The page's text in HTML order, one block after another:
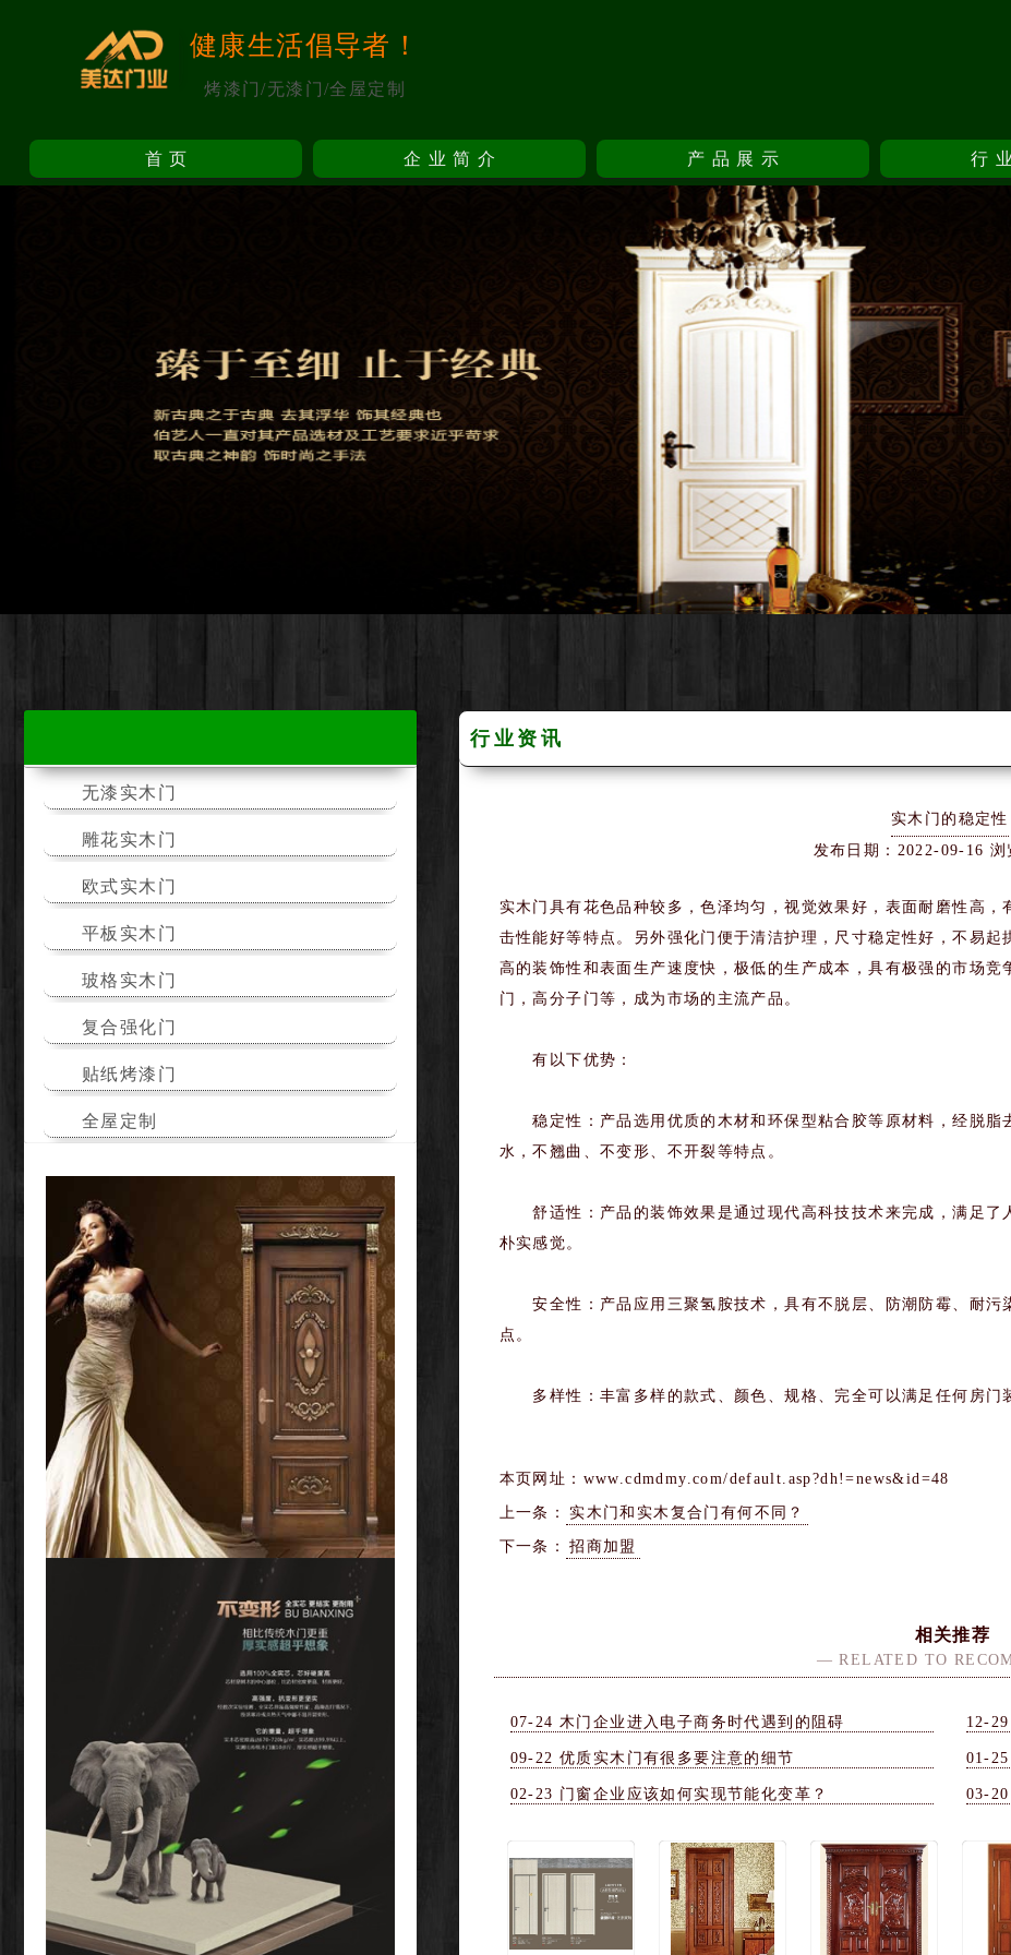
健康生活倡导者！
烤漆门/无漆门/全屋定制
首页 企业简介 产品展示 行
无漆实木门
雕花实木门
欧式实木门
平板实木门
玻格实木门
复合强化门
贴纸烤漆门
全屋定制
自贡自贡实木门厂家
遂宁遂宁实木门厂家
成都成都实木门厂家
雅安雅安室内套装门定制
万源万源实木门厂家
广安广安室内套装门定制
简阳简阳实木门厂家
泸州泸州室内套装门定制
都江堰都江堰实木门厂家
达州达州室内套装门定制
乐山乐山室内套装门定制
达州达州实木门厂家
南充南充实木门厂家
绵竹绵竹实木门厂家
彭州彭州实木门厂家
绵阳绵阳室内套装门定制
泸州泸州实木门厂家
马尔康马尔康实木门厂家
行业资讯
实木门的稳定性
发布日期：2022-09-16 浏
实木门具有花色品种较多，色泽均匀，视觉效果好，表面耐磨性高
击性能好等特点。另外强化门便于清洁护理，尺寸稳定性好，不易
高的装饰性和表面生产速度快，极低的生产成本，具有极强的市场
门，高分子门等，成为市场的主流产品。
有以下优势：
稳定性：产品选用优质的木材和环保型粘合胶等原材料，经脱脂
水，不翘曲、不变形、不开裂等特点。
舒适性：产品的装饰效果是通过现代高科技技术来完成，满足了
朴实感觉。
安全性：产品应用三聚氢胺技术，具有不脱层、防潮防霉、耐污
点。
多样性：丰富多样的款式、颜色、规格、完全可以满足任何房门
本页网址： www.cdmdmy.com/default.asp?dh!=news&id=48
上一条： 实木门和实木复合门有何不同？
下一条： 招商加盟
相关推荐
— RELATED TO
07-24 木门企业进入电子商务时代遇到的阻碍 12-29
09-22 优质实木门有很多要注意的细节 01-25
02-23 门窗企业应该如何实现节能化变革？ 03-20